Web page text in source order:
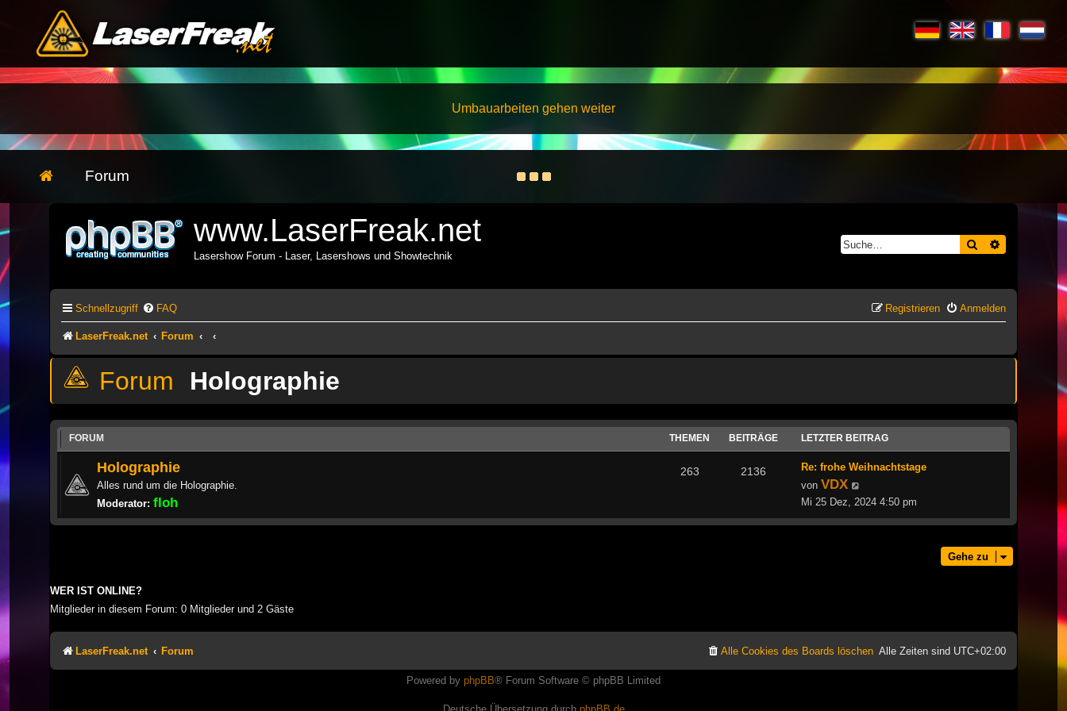
Umbauarbeiten gehen weiter
Forum
www.LaserFreak.net
Lasershow Forum - Laser, Lasershows und Showtechnik
Suche
Schnellzugriff FAQ Anmelden
Registrieren
LaserFreak.net Forum
Holographie
FORUM THEMEN BEITRÄGE LETZTER BEITRAG
Holographie
Alles rund um die Holographie.
Moderator: floh
263 2136
Re: frohe Weihnachtstage
von VDX
Beitrag
Mi 25 Dez, 2024 4:50 pm
Gehe zu
WER IST ONLINE?
Mitglieder in diesem Forum: 0 Mitglieder und 2 Gäste
LaserFreak.net Forum Alle Zeiten sind UTC+02:00
Alle Cookies des Boards löschen
Powered by phpBB® Forum Software © phpBB Limited